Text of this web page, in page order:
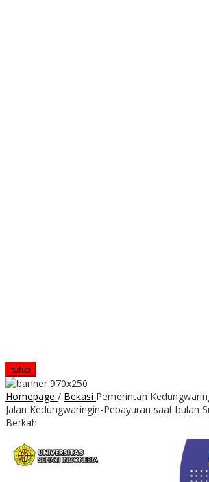
tutup
Homepage / Bekasi Pemerintah
Jalan Kedungwaringin-Pebayuran saat bulan
Berkah